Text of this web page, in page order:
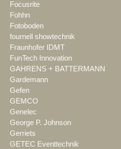
Focusrite
Fohhn
Fotoboden
fournell showtechnik
Fraunhofer IDMT
FunTech Innovation
GAHRENS + BATTERMANN
Gardemann
Gefen
GEMCO
Genelec
George P. Johnson
Gerriets
GETEC Eventtechnik